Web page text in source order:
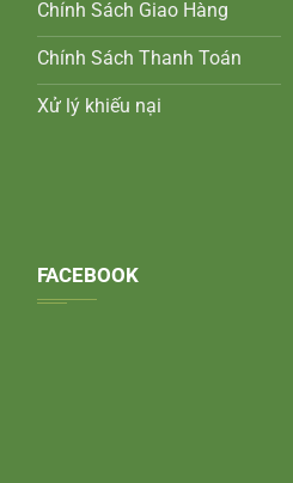
Chính Sách Giao Hàng
Chính Sách Thanh Toán
Xử lý khiếu nại
FACEBOOK